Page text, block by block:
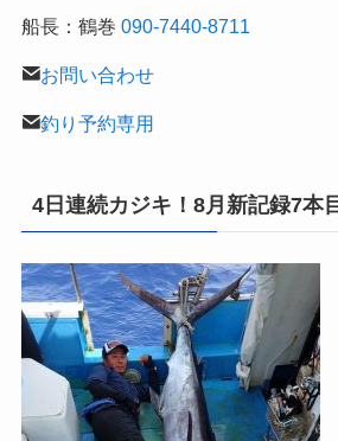
船長：鶴巻 090-7440-8711
お問い合わせ
釣り予約専用
4日連続カジキ！8月新記録7本